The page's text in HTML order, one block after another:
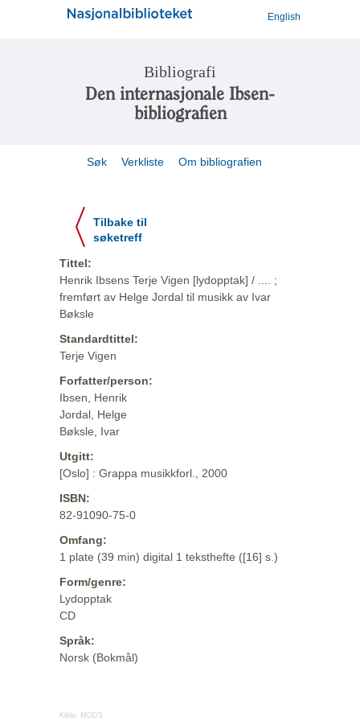
English
Bibliografi
Den internasjonale Ibsen-
bibliografien
Søk Verkliste Om bibliografien
Tilbake til
søketreff
Tittel:
Henrik Ibsens Terje Vigen [lydopptak] / .... ;
fremført av Helge Jordal til musikk av Ivar
Bøksle
Standardtittel:
Terje Vigen
Forfatter/person:
Ibsen, Henrik
Jordal, Helge
Bøksle, Ivar
Utgitt:
[Oslo] : Grappa musikkforl., 2000
ISBN:
82-91090-75-0
Omfang:
1 plate (39 min) digital 1 teksthefte ([16] s.)
Form/genre:
Lydopptak
CD
Språk:
Norsk (Bokmål)
Kilde: MODS